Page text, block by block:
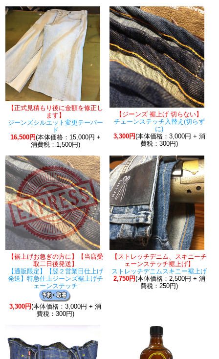
【正式見積もり後に金額を修正し
ます】
ジーンズシルエット変更テーパー
ド
16,500円(本体価格：15,000円 +
消費税：1,500円)
【ジーンズ 裾上げ 切らない】
チェーンステッチ入替え(切らず
に)
3,300円(本体価格：3,000円 + 消
費税：300円)
【裾上げお急ぎの方に】【当店受
取二日後発送】
【通販限定】【翌２営業日仕上げ
発送】特急仕上ジーンズ裾上げチ
ェーンステッチ
3,300円(本体価格：3,000円 + 消
費税：300円)
【ストレッチデニム、スキニーチ
ェーンステッチ裾上げ】
ストレッチデニムスキニー裾上げ
2,750円(本体価格：2,500円 + 消
費税：250円)